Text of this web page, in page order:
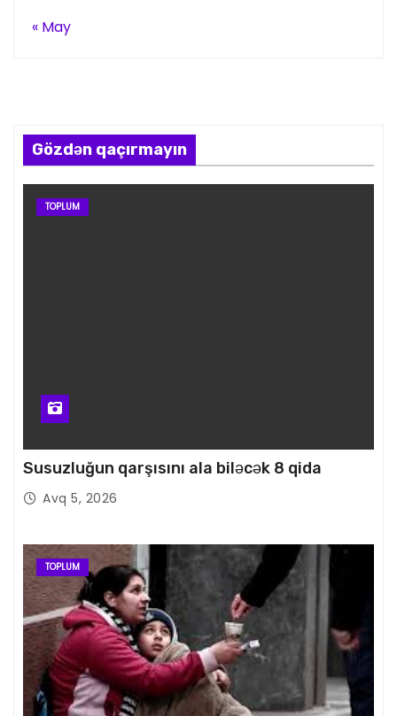
« May
Gözdən qaçırmayın
TOPLUM
Susuzluğun qarşısını ala biləcək 8 qida
Avq 5, 2026
TOPLUM